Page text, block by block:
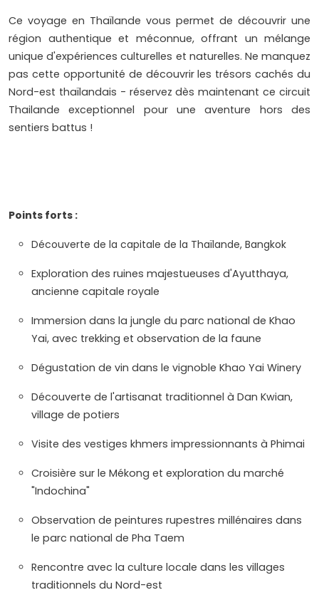
Ce voyage en Thaïlande vous permet de découvrir une
région authentique et méconnue, offrant un mélange
unique d'expériences culturelles et naturelles. Ne manquez
pas cette opportunité de découvrir les trésors cachés du
Nord-est thaïlandais - réservez dès maintenant ce circuit
Thailande exceptionnel pour une aventure hors des
sentiers battus !
Points forts :
Découverte de la capitale de la Thaïlande, Bangkok
Exploration des ruines majestueuses d'Ayutthaya,
ancienne capitale royale
Immersion dans la jungle du parc national de Khao
Yai, avec trekking et observation de la faune
Dégustation de vin dans le vignoble Khao Yai Winery
Découverte de l'artisanat traditionnel à Dan Kwian,
village de potiers
Visite des vestiges khmers impressionnants à Phimai
Croisière sur le Mékong et exploration du marché
"Indochina"
Observation de peintures rupestres millénaires dans
le parc national de Pha Taem
Rencontre avec la culture locale dans les villages
traditionnels du Nord-est